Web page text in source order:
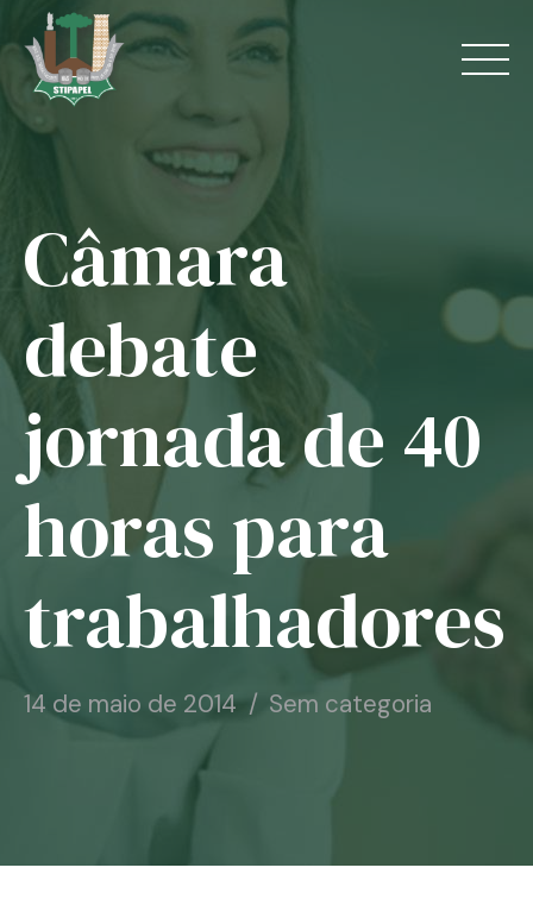
to
content
Jurídico
Convênios
Notícias
Associe-se
Câmara
debate
jornada de 40
horas para
trabalhadores
14 de maio de 2014 Sem categoria